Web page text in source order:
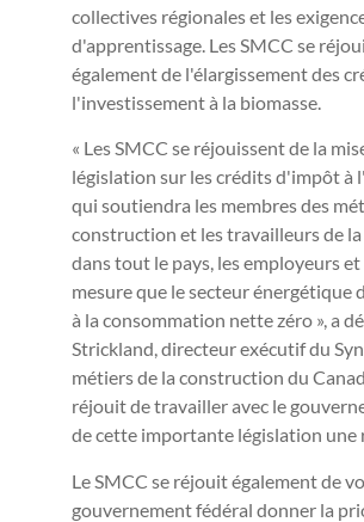
collectives régionales et les
d'apprentissage. Les SMCC se
également de l'élargissement des
l'investissement à la biomasse.
« Les SMCC se réjouissent de la
législation sur les crédits d'impôt à
qui soutiendra les membres des
construction et les travailleurs de
dans tout le pays, les employeurs
mesure que le secteur énergétique
à la consommation nette zéro », a
Strickland, directeur exécutif du
métiers de la construction du
réjouit de travailler avec le
de cette importante législation une
Le SMCC se réjouit également de
gouvernement fédéral donner la